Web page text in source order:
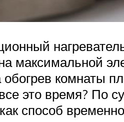
максимальной
обогрев
это время? По
способ